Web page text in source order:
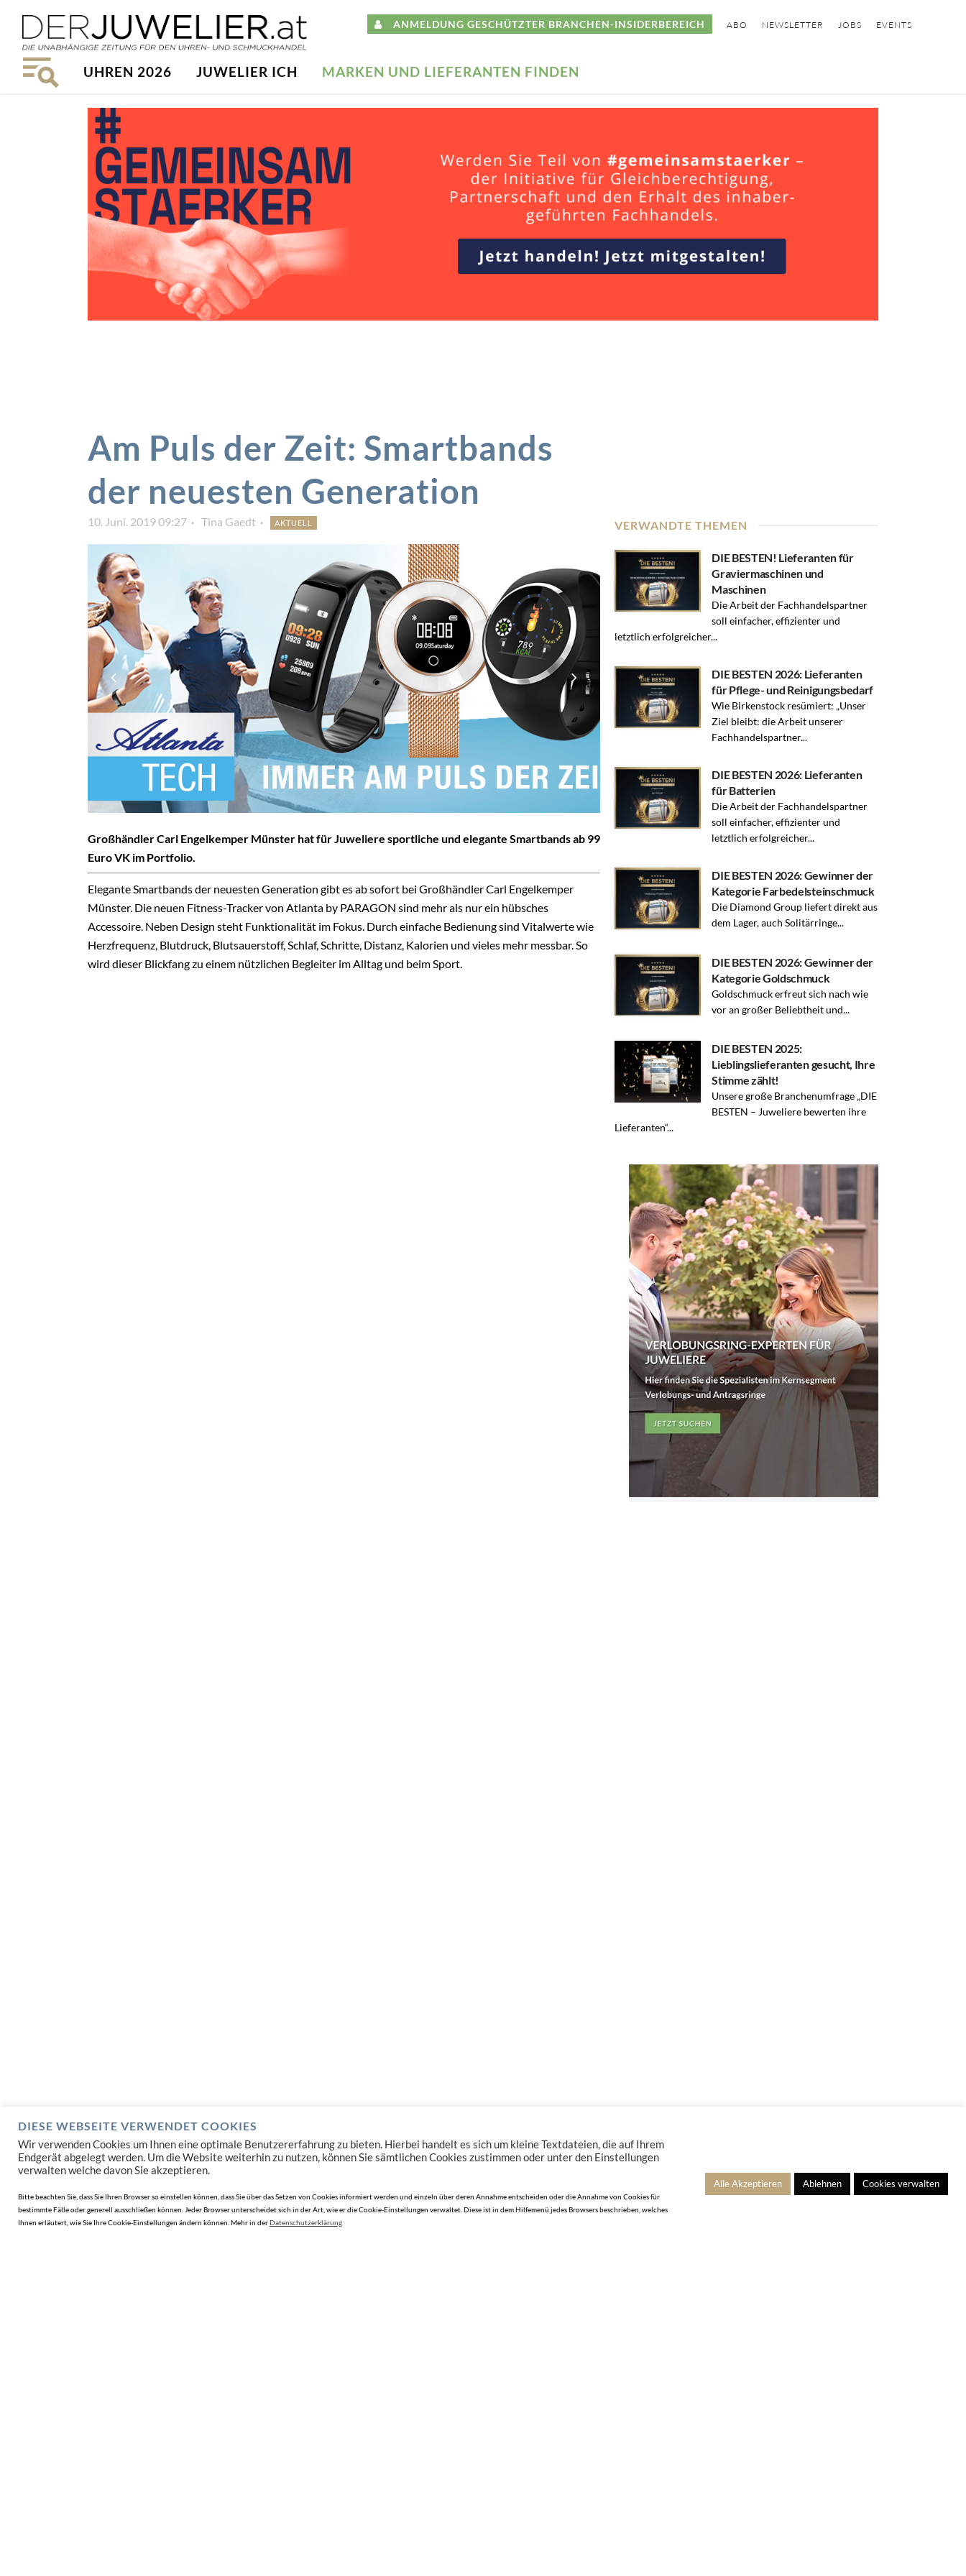
ANMELDUNG GESCHÜTZTER BRANCHEN-INSIDERBEREICH ABO NEWSLETTER JOBS EVENTS
UHREN 2026 JUWELIER ICH MARKEN UND LIEFERANTEN FINDEN
Am Puls der Zeit: Smartbands
der neuesten Generation
10. Juni. 2019 09:27 Tina Gaedt AKTUELL
Großhändler Carl Engelkemper Münster hat für Juweliere sportliche und elegante Smartbands ab 99
Euro VK im Portfolio.
Elegante Smartbands der neuesten Generation gibt es ab sofort bei Großhändler Carl Engelkemper
Münster. Die neuen Fitness-Tracker von Atlanta by PARAGON sind mehr als nur ein hübsches
Accessoire. Neben Design steht Funktionalität im Fokus. Durch einfache Bedienung sind Vitalwerte wie
Herzfrequenz, Blutdruck, Blutsauerstoff, Schlaf, Schritte, Distanz, Kalorien und vieles mehr messbar. So
wird dieser Blickfang zu einem nützlichen Begleiter im Alltag und beim Sport.
VERWANDTE THEMEN
DIE BESTEN! Lieferanten für
Graviermaschinen und
Maschinen
Die Arbeit der Fachhandelspartner
soll einfacher, effizienter und
letztlich erfolgreicher...
DIE BESTEN 2026: Lieferanten
für Pflege- und Reinigungsbedarf
Wie Birkenstock resümiert: „Unser
Ziel bleibt: die Arbeit unserer
Fachhandelspartner...
DIE BESTEN 2026: Lieferanten
für Batterien
Die Arbeit der Fachhandelspartner
soll einfacher, effizienter und
letztlich erfolgreicher...
DIE BESTEN 2026: Gewinner der
Kategorie Farbedelsteinschmuck
Die Diamond Group liefert direkt aus
dem Lager, auch Solitärringe...
DIE BESTEN 2026: Gewinner der
Kategorie Goldschmuck
Goldschmuck erfreut sich nach wie
vor an großer Beliebtheit und...
DIE BESTEN 2025:
Lieblingslieferanten gesucht, Ihre
Stimme zählt!
Unsere große Branchenumfrage „DIE
BESTEN – Juweliere bewerten ihre
Lieferanten“...
DIESE WEBSEITE VERWENDET COOKIES
Wir verwenden Cookies um Ihnen eine optimale Benutzererfahrung zu bieten. Hierbei handelt es sich um kleine Textdateien, die auf Ihrem
Endgerät abgelegt werden. Um die Website weiterhin zu nutzen, können Sie sämtlichen Cookies zustimmen oder unter den Einstellungen
verwalten welche davon Sie akzeptieren.
Bitte beachten Sie, dass Sie Ihren Browser so einstellen können, dass Sie über das Setzen von Cookies informiert werden und einzeln über deren Annahme entscheiden oder die Annahme von Cookies für
bestimmte Fälle oder generell ausschließen können. Jeder Browser unterscheidet sich in der Art, wie er die Cookie-Einstellungen verwaltet. Diese ist in dem Hilfemenü jedes Browsers beschrieben, welches
Ihnen erläutert, wie Sie Ihre Cookie-Einstellungen ändern können. Mehr in derDatenschutzerklärung
Alle Akzeptieren Ablehnen Cookies verwalten